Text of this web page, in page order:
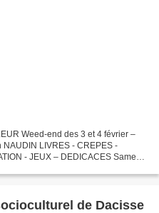
Weed-end des 3 et 4 février –
LIVRES - CREPES -
- JEUX – DEDICACES Samedi
de Dacisse